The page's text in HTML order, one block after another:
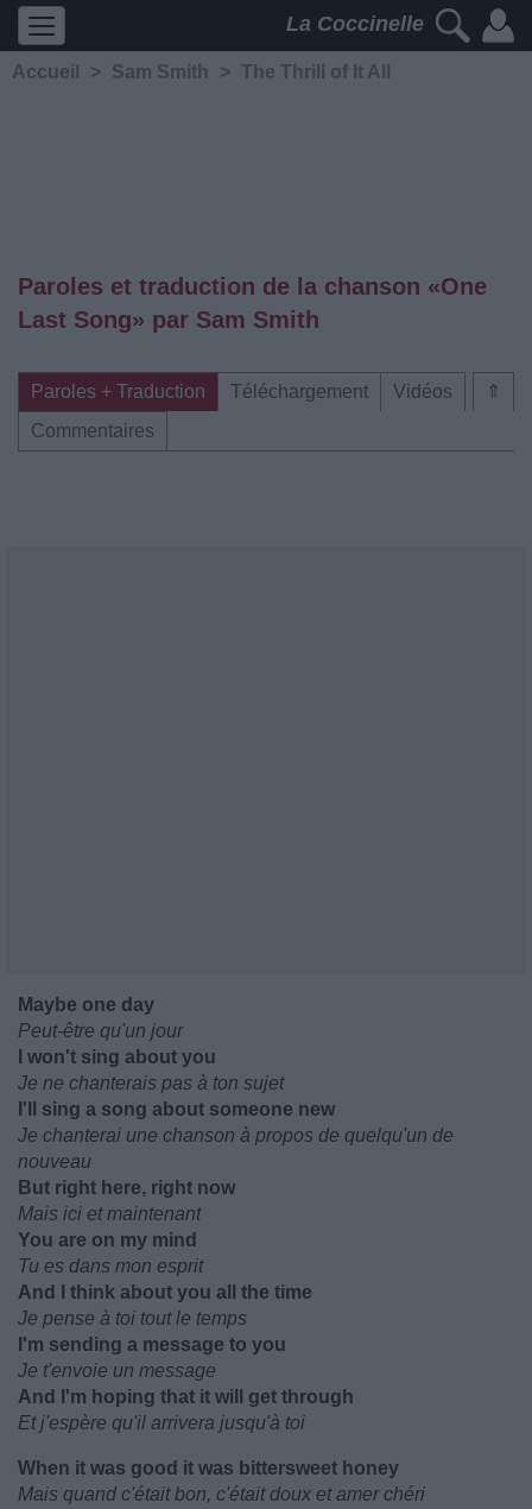
La Coccinelle
Accueil > Sam Smith > The Thrill of It All
Paroles et traduction de la chanson «One
Last Song» par Sam Smith
⇑
Paroles + Traduction Téléchargement
Vidéos
Commentaires
Maybe one day
Peut-être qu'un jour
I won't sing about you
Je ne chanterais pas à ton sujet
I'll sing a song about someone new
Je chanterai une chanson à propos de quelqu'un de
nouveau
But right here, right now
Mais ici et maintenant
You are on my mind
Tu es dans mon esprit
And I think about you all the time
Je pense à toi tout le temps
I'm sending a message to you
Je t'envoie un message
And I'm hoping that it will get through
Et j'espère qu'il arrivera jusqu'à toi
When it was good it was bittersweet honey
Mais quand c'était bon, c'était doux et amer chéri